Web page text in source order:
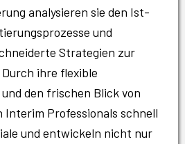
analysieren sie den Ist-
und
Strategien zur
ihre flexible
den frischen Blick von
Professionals schnell
und entwickeln nicht nur